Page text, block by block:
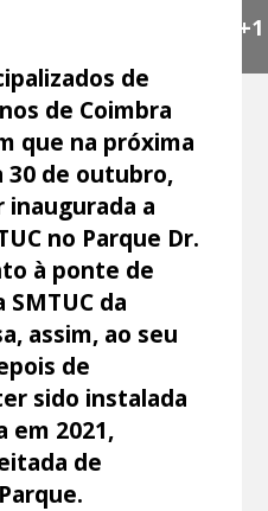
+1
de
de Coimbra
que na próxima
30 de outubro,
inaugurada a
no Parque Dr.
à ponte de
SMTUC da
assim, ao seu
de
sido instalada
em 2021,
de